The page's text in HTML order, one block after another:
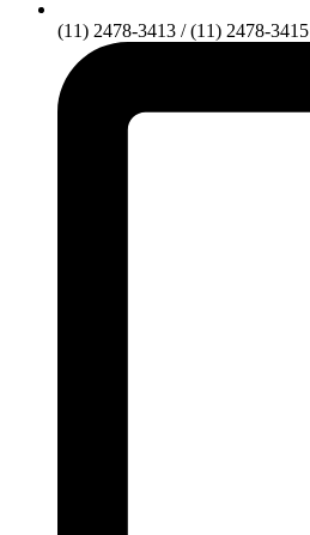
(11) 2478-3413 / (11) 2478-3415